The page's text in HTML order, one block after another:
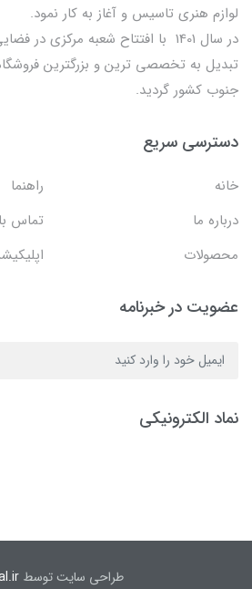
لوازم هنری تاسیس و آغاز به کار نمود.
تبدیل به تخصصی ترین و بزرگترین
جنوب کشور گردید.
دسترسی سریع
خانه
راهنما
درباره ما
تماس
محصولات
عضویت در خبرنامه
نماد الکترونیکی
طراحی سایت توسط